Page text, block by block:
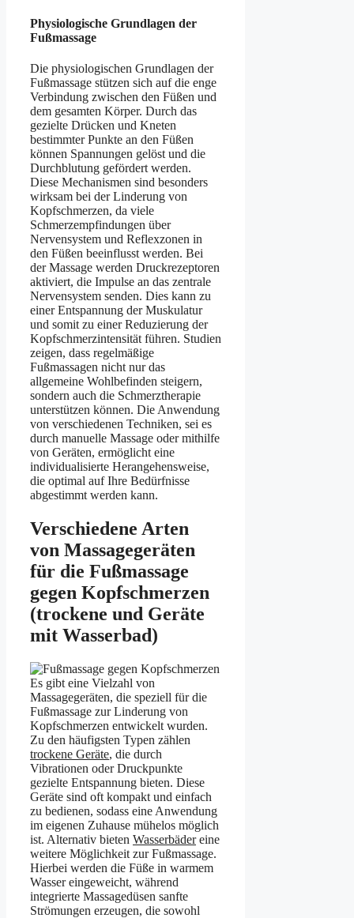
Physiologische Grundlagen der
Fußmassage
Die physiologischen Grundlagen der
Fußmassage stützen sich auf die enge
Verbindung zwischen den Füßen und
dem gesamten Körper. Durch das
gezielte Drücken und Kneten
bestimmter Punkte an den Füßen
können Spannungen gelöst und die
Durchblutung gefördert werden.
Diese Mechanismen sind besonders
wirksam bei der Linderung von
Kopfschmerzen, da viele
Schmerzempfindungen über
Nervensystem und Reflexzonen in
den Füßen beeinflusst werden. Bei
der Massage werden Druckrezeptoren
aktiviert, die Impulse an das zentrale
Nervensystem senden. Dies kann zu
einer Entspannung der Muskulatur
und somit zu einer Reduzierung der
Kopfschmerzintensität führen. Studien
zeigen, dass regelmäßige
Fußmassagen nicht nur das
allgemeine Wohlbefinden steigern,
sondern auch die Schmerztherapie
unterstützen können. Die Anwendung
von verschiedenen Techniken, sei es
durch manuelle Massage oder mithilfe
von Geräten, ermöglicht eine
individualisierte Herangehensweise,
die optimal auf Ihre Bedürfnisse
abgestimmt werden kann.
Verschiedene Arten
von Massagegeräten
für die Fußmassage
gegen Kopfschmerzen
(trockene und Geräte
mit Wasserbad)
Es gibt eine Vielzahl von
Massagegeräten, die speziell für die
Fußmassage zur Linderung von
Kopfschmerzen entwickelt wurden.
Zu den häufigsten Typen zählen
trockene Geräte, die durch
Vibrationen oder Druckpunkte
gezielte Entspannung bieten. Diese
Geräte sind oft kompakt und einfach
zu bedienen, sodass eine Anwendung
im eigenen Zuhause mühelos möglich
ist. Alternativ bieten Wasserbädereine
weitere Möglichkeit zur Fußmassage.
Hierbei werden die Füße in warmem
Wasser eingeweicht, während
integrierte Massagedüsen sanfte
Strömungen erzeugen, die sowohl